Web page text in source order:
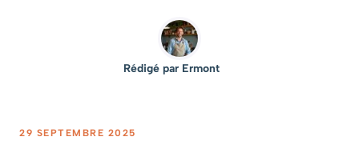
Rédigé par Ermont
29 SEPTEMBRE 2025